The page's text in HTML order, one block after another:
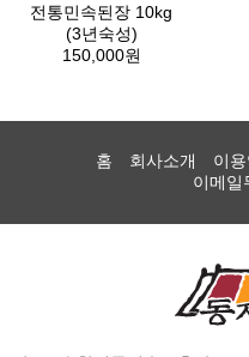
전통민속된장 10kg
(3년숙성)
150,000원
홈 회사소개 이
이메일